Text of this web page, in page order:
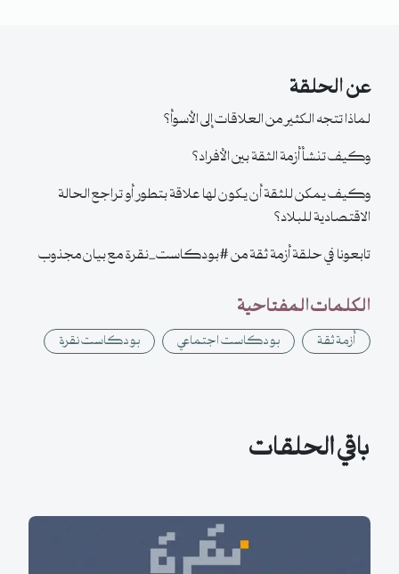
عن الحلقة
لماذا تتجه الكثير من العلاقات إلى الأسوأ؟
وكيف تنشأ أزمة الثقة بين الأفراد؟
وكيف يمكن للثقة أن يكون لها علاقة بتطور أو تراجع الحالة
الاقتصادية للبلاد؟
تابعونا في حلقة أزمة ثقة من #بودكاست_نقرة مع بيان مجذوب
الكلمات المفتاحية
أزمة ثقة بودكاست اجتماعي بودكاست نقرة
باقي الحلقات